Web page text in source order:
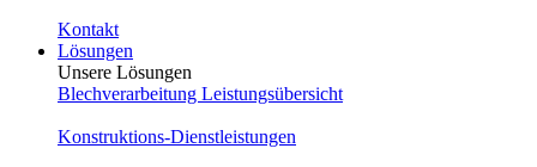
Kontakt
Lösungen
Unsere Lösungen
Blechverarbeitung Leistungsübersicht
Konstruktions-Dienstleistungen